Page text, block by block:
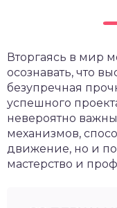
Вторгаясь в мир
осознавать, что
безупречная
успешного
невероятно
механизмов,
движение, но и
мастерство и